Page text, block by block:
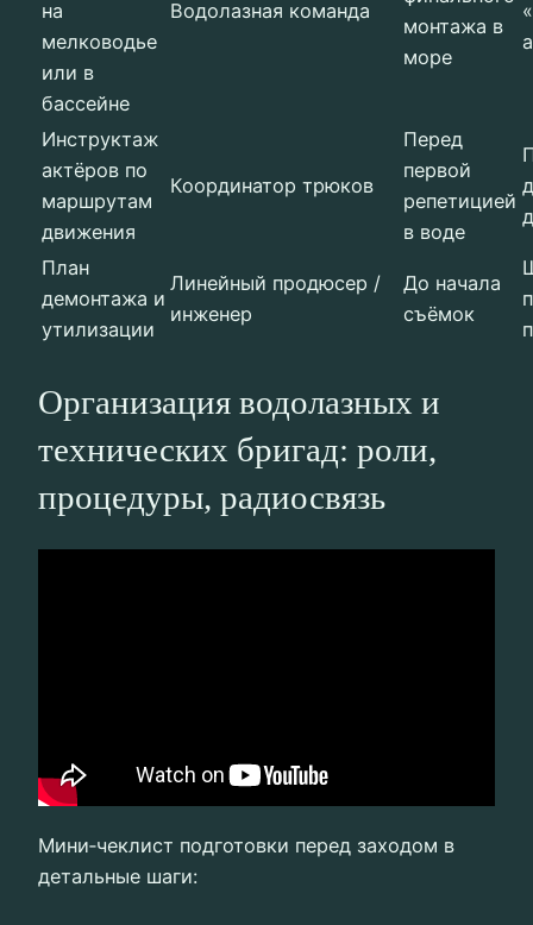
на
мелководье
или в
бассейне
Водолазная команда
монтажа в
море
Инструктаж
актёров по
маршрутам
движения
Координатор трюков
Перед
первой
репетицией
в воде
План
демонтажа и
утилизации
Линейный продюсер /
инженер
До начала
съёмок
Организация водолазных и
технических бригад: роли,
процедуры, радиосвязь
Мини‑чеклист подготовки перед заходом в
детальные шаги: